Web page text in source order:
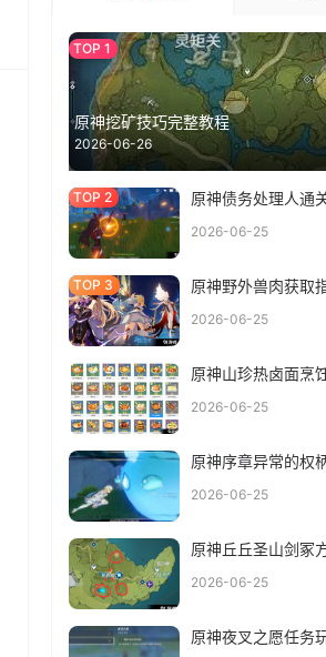
原神挖矿技巧完整教程
2026-06-26
原神债务处理人通
2026-06-25
原神野外兽肉获取
2026-06-25
原神山珍热卤面烹
2026-06-25
原神序章异常的权
2026-06-25
原神丘丘圣山剑冢
2026-06-25
原神夜叉之愿任务